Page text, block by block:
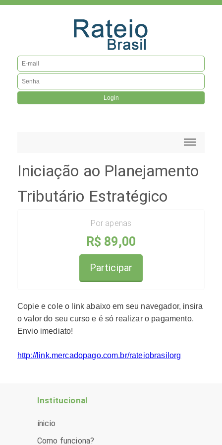
Login
Iniciação ao Planejamento
Tributário Estratégico
Por apenas
R$ 89,00
Participar
Copie e cole o link abaixo em seu navegador, insira
o valor do seu curso e é só realizar o pagamento.
Envio imediato!
http://link.mercadopago.com.br/rateiobrasilorg
Institucional
ínicio
Como funciona?